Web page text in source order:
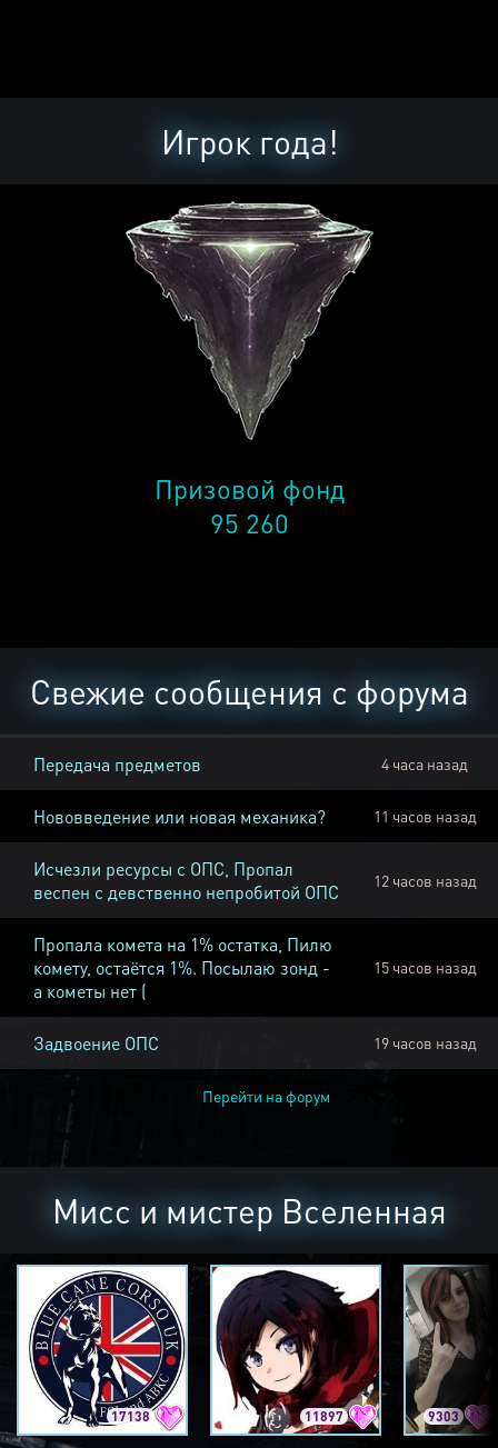
Игрок года!
Призовой фонд
95 260
Свежие сообщения с форума
Передача предметов 4 часа назад
Нововведение или новая механика? 11 часов назад
Исчезли ресурсы с ОПС, Пропал
веспен с девственно непробитой ОПС
12 часов назад
Пропала комета на 1% остатка, Пилю
комету, остаётся 1%. Посылаю зонд -
а кометы нет (
15 часов назад
Задвоение ОПС 19 часов назад
Перейти на форум
Мисс и мистер Вселенная
17138 11897 9303